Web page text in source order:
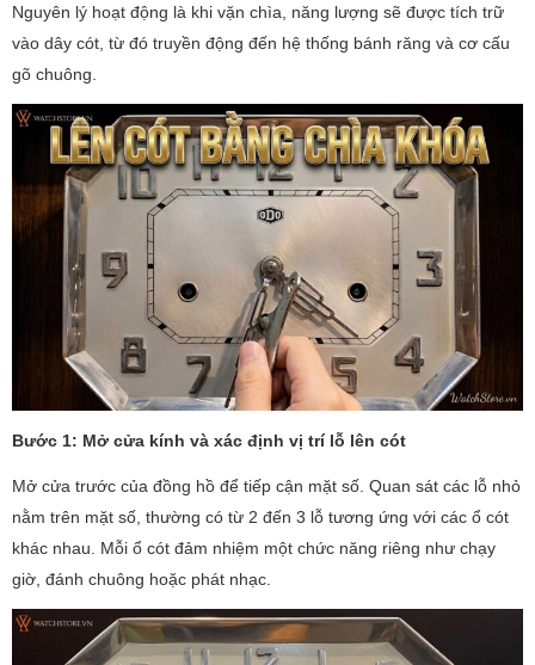
Nguyên lý hoạt động là khi vặn chìa, năng lượng sẽ được tích trữ
vào dây cót, từ đó truyền động đến hệ thống bánh răng và cơ cấu
gõ chuông.
Bước 1: Mở cửa kính và xác định vị trí lỗ lên cót
Mở cửa trước của đồng hồ để tiếp cận mặt số. Quan sát các lỗ nhỏ
nằm trên mặt số, thường có từ 2 đến 3 lỗ tương ứng với các ổ cót
khác nhau. Mỗi ổ cót đảm nhiệm một chức năng riêng như chạy
giờ, đánh chuông hoặc phát nhạc.